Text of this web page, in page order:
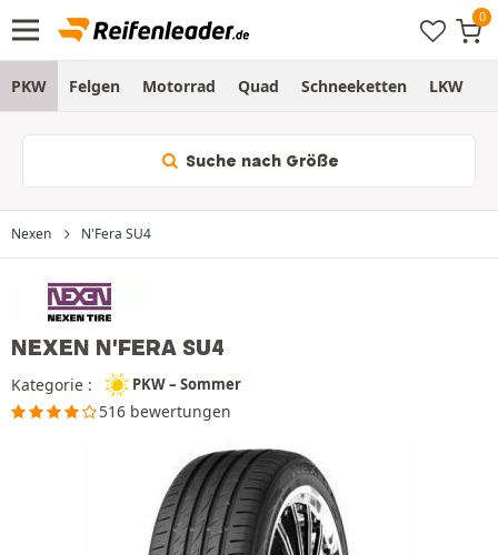
PKW Felgen Motorrad Quad Schneeketten LKW
Suche nach Größe
Nexen N'Fera SU4
NEXEN N'FERA SU4
Kategorie : PKW – Sommer
516 bewertungen